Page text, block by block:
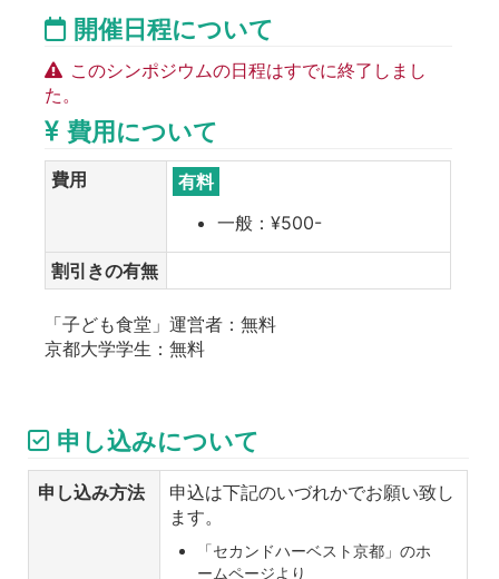
開催日程について
このシンポジウムの日程はすでに終了しまし
た。
費用について
費用
有料
一般：¥500-
割引きの有無
「子ども食堂」運営者：無料
京都大学学生：無料
申し込みについて
申し込み方法
申込は下記のいづれかでお願い致し
ます。
「セカンドハーベスト京都」のホ
ームページより